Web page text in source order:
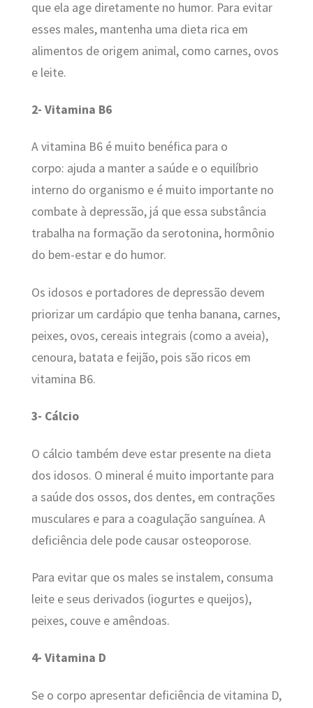
que ela age diretamente no humor. Para evitar
esses males, mantenha uma dieta rica em
alimentos de origem animal, como carnes, ovos
e leite.
2- Vitamina B6
A vitamina B6 é muito benéfica para o
corpo: ajuda a manter a saúde e o equilíbrio
interno do organismo e é muito importante no
combate à depressão, já que essa substância
trabalha na formação da serotonina, hormônio
do bem-estar e do humor.
Os idosos e portadores de depressão devem
priorizar um cardápio que tenha banana, carnes,
peixes, ovos, cereais integrais (como a aveia),
cenoura, batata e feijão, pois são ricos em
vitamina B6.
3- Cálcio
O cálcio também deve estar presente na dieta
dos idosos. O mineral é muito importante para
a saúde dos ossos, dos dentes, em contrações
musculares e para a coagulação sanguínea. A
deficiência dele pode causar osteoporose.
Para evitar que os males se instalem, consuma
leite e seus derivados (iogurtes e queijos),
peixes, couve e amêndoas.
4- Vitamina D
Se o corpo apresentar deficiência de vitamina D,